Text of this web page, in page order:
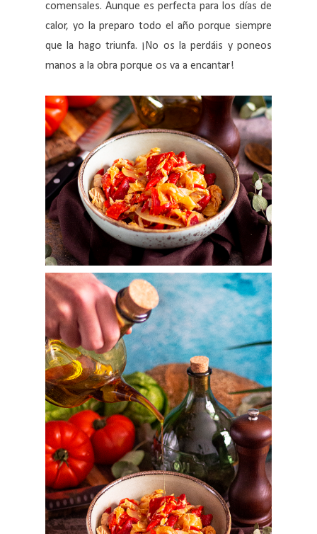
comensales. Aunque es perfecta para los días de
calor, yo la preparo todo el año porque siempre
que la hago triunfa. ¡No os la perdáis y poneos
manos a la obra porque os va a encantar!